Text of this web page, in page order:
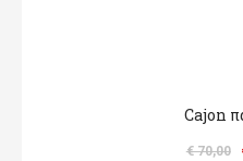
Cajon
€ 70,00